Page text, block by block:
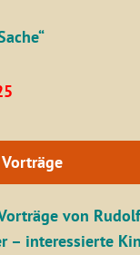
orträge von Rudolf
– interessierte